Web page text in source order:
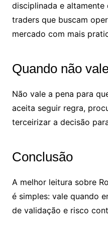
disciplinada e
traders que buscam
mercado com mais
Quando não
Não vale a pena para
aceita seguir regra,
terceirizar a decisão
Conclusão
A melhor leitura sobre
é simples: vale quando
de validação e risco